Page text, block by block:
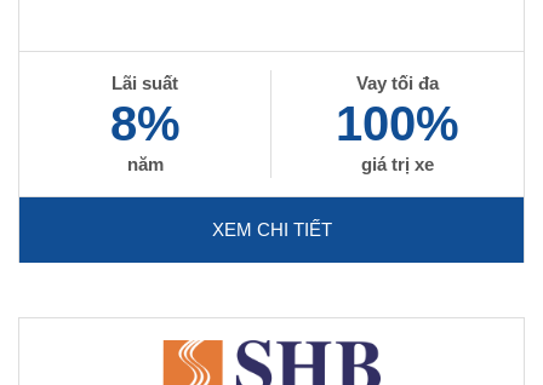
Lãi suất
8%
năm
Vay tối đa
100%
giá trị xe
XEM CHI TIẾT